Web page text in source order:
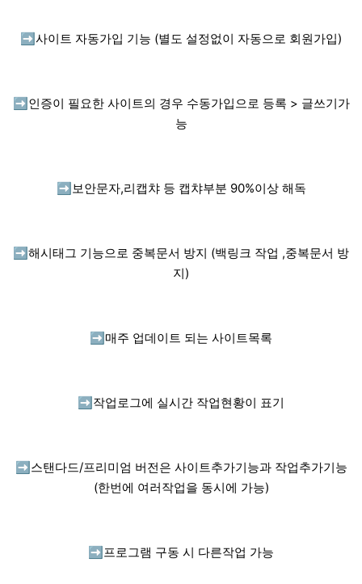
➡️ 사이트 자동가입 기능 (별도 설정없이 자동으로 회원가입)
➡️ 인증이 필요한 사이트의 경우 수동가입으로 등록 > 글쓰기가
능
➡️ 보안문자,리캡챠 등 캡챠부분 90%이상 해독
➡️ 해시태그 기능으로 중복문서 방지 (백링크 작업 ,중복문서 방
지)
➡️ 매주 업데이트 되는 사이트목록
➡️ 작업로그에 실시간 작업현황이 표기
➡️ 스탠다드/프리미엄 버전은 사이트추가기능과 작업추가기능
(한번에 여러작업을 동시에 가능)
➡️ 프로그램 구동 시 다른작업 가능